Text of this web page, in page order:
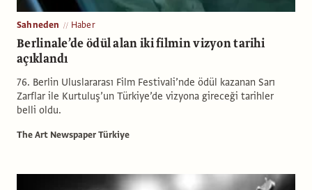
Sahneden Haber
Berlinale’de ödül alan iki filmin vizyon tarihi
açıklandı
76. Berlin Uluslararası Film Festivali’nde ödül kazanan Sarı
Zarflar ile Kurtuluş’un Türkiye’de vizyona gireceği tarihler
belli oldu.
The Art Newspaper Türkiye